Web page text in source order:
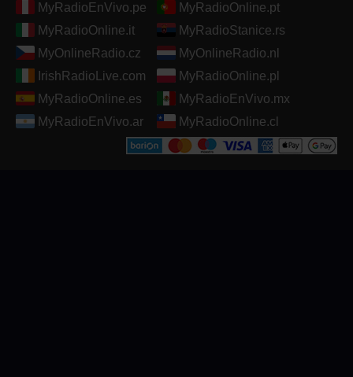
MyRadioEnVivo.pe
MyRadioOnline.pt
MyRadioOnline.it
MyRadioStanice.rs
MyOnlineRadio.cz
MyOnlineRadio.nl
IrishRadioLive.com
MyRadioOnline.pl
MyRadioOnline.es
MyRadioEnVivo.mx
MyRadioEnVivo.ar
MyRadioOnline.cl